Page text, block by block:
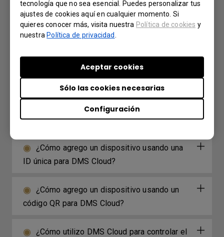
tecnología que no sea esencial. Puedes personalizar tus
ajustes de cookies aquí en cualquier momento. Si
quieres conocer más, visita nuestra Política de cookies y
nuestra Política de privacidad
Configuración
Sólo las cookies necesarias
Aceptar cookies
¿Por qué no puedo proyectar la pantalla
desde mi computadora portátil usando
InstaShare2 Miracast P2P?
¿Cuál es la diferencia entre DMS Cloud y
DMS Local?
¿Qué opciones/funciones puede controlar
DMS Local?
¿Cómo agrego un dispositivo usando una
ID única para DMS Cloud?
¿Cómo agrego un dispositivo usando un
código QR para DMS Cloud?
¿Cómo utilizo DMS Cloud para controlar el